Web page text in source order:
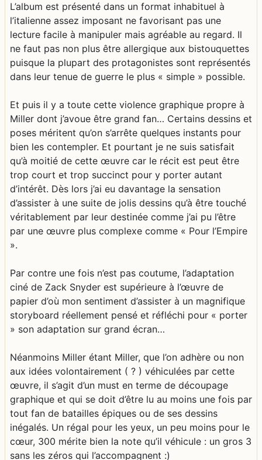
L’album est présenté dans un format inhabituel à
l’italienne assez imposant ne favorisant pas une
lecture facile à manipuler mais agréable au regard. Il
ne faut pas non plus être allergique aux bistouquettes
puisque la plupart des protagonistes sont représentés
dans leur tenue de guerre le plus « simple » possible.
Et puis il y a toute cette violence graphique propre à
Miller dont j’avoue être grand fan… Certains dessins et
poses méritent qu’on s’arrête quelques instants pour
bien les contempler. Et pourtant je ne suis satisfait
qu’à moitié de cette œuvre car le récit est peut être
trop court et trop succinct pour y porter autant
d’intérêt. Dès lors j’ai eu davantage la sensation
d’assister à une suite de jolis dessins qu’à être touché
véritablement par leur destinée comme j’ai pu l’être
par une œuvre plus complexe comme « Pour l’Empire
».
Par contre une fois n’est pas coutume, l’adaptation
ciné de Zack Snyder est supérieure à l’œuvre de
papier d’où mon sentiment d’assister à un magnifique
storyboard réellement pensé et réfléchi pour « porter
» son adaptation sur grand écran…
Néanmoins Miller étant Miller, que l’on adhère ou non
aux idées volontairement ( ? ) véhiculées par cette
œuvre, il s’agit d’un must en terme de découpage
graphique et qui se doit d’être lu au moins une fois par
tout fan de batailles épiques ou de ses dessins
inégalés. Un régal pour les yeux, un peu moins pour le
cœur, 300 mérite bien la note qu’il véhicule : un gros 3
sans les zéros qui l’accompagnent :)